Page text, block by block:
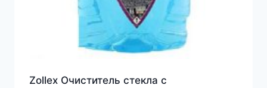
Zollex Очиститель стекла с